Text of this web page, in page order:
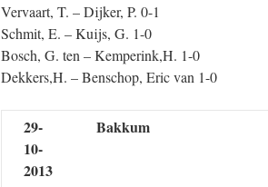
Vervaart, T. – Dijker, P. 0-1
Schmit, E. – Kuijs, G. 1-0
Bosch, G. ten – Kemperink,H. 1-0
Dekkers,H. – Benschop, Eric van 1-0
29-
10-
2013
Bakkum